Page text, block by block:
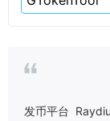
发币平台